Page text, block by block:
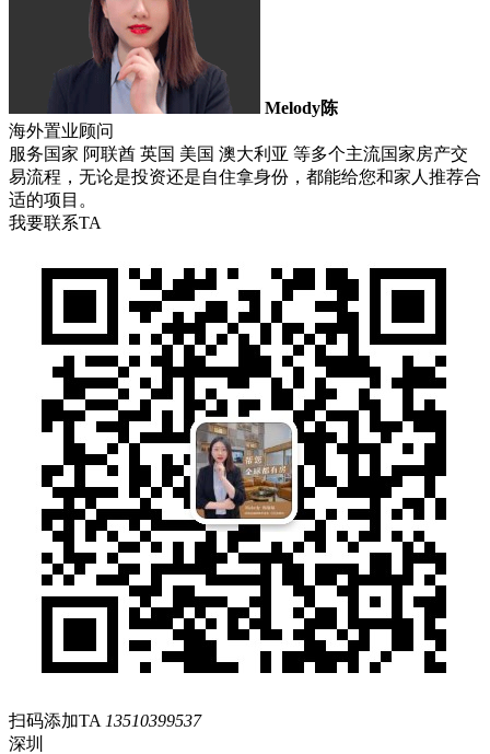
Melody陈
海外置业顾问
服务国家 阿联酋 英国 美国 澳大利亚 等多个主流国家房产交
易流程，无论是投资还是自住拿身份，都能给您和家人推荐合
适的项目。
我要联系TA
扫码添加TA 13510399537
深圳